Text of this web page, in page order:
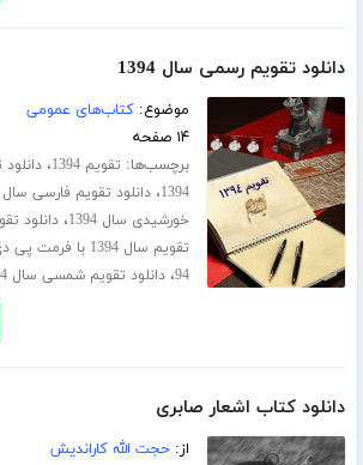
دانلود تقویم رسمی سال 1394
موضوع:کتاب‌های عمومی
۱۴ صفحه
برچسب‌ها: تقویم 1394 ،
1394،دانلود تقویم فارسی سال
خورشیدی سال 1394
،دانلود
تقویم سال 1394 با فرمت پی دی اف
94،دانلود تقویم شمسی سال 1394
دانلود کتاب اشعار صابری
از:حجت الله کاراندیش